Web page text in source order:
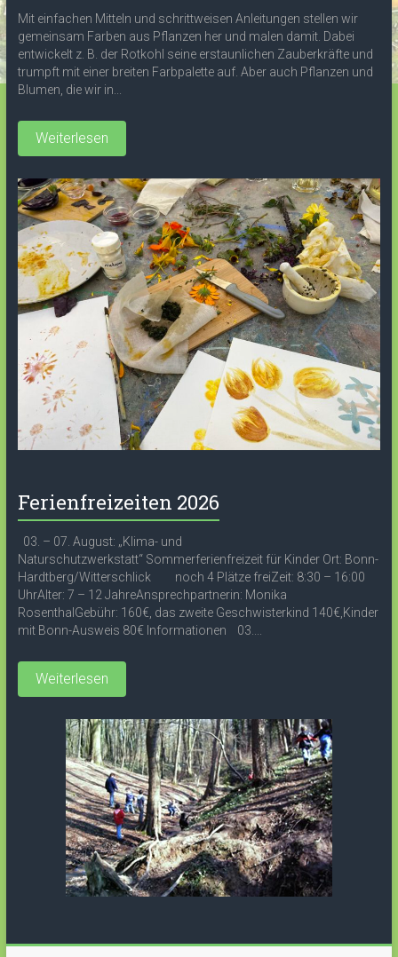
Mit einfachen Mitteln und schrittweisen Anleitungen stellen wir
gemeinsam Farben aus Pflanzen her und malen damit. Dabei
entwickelt z. B. der Rotkohl seine erstaunlichen Zauberkräfte und
trumpft mit einer breiten Farbpalette auf. Aber auch Pflanzen und
Blumen, die wir in...
Weiterlesen
Ferienfreizeiten 2026
03. – 07. August: „Klima- und
Naturschutzwerkstatt“ Sommerferienfreizeit für Kinder Ort: Bonn-
Hardtberg/Witterschlick noch 4 Plätze freiZeit: 8:30 – 16:00
UhrAlter: 7 – 12 JahreAnsprechpartnerin: Monika
RosenthalGebühr: 160€, das zweite Geschwisterkind 140€,Kinder
mit Bonn-Ausweis 80€ Informationen 03....
Weiterlesen